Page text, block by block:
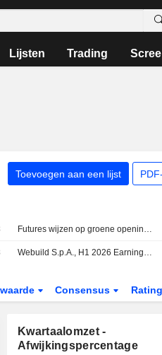
Lijsten Trading
Toevoegen aan een lijst
Futures wijzen op groene opening voor Europese beurzen
Webuild S.p.A., H1 2026 Earnings Call, Jul 30, 2026
Consensus
Kwartaalomzet -
Afwijkingspercentage